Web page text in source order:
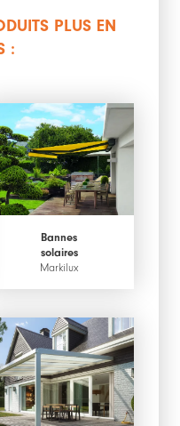
PLUS EN
:
Bannes
solaires
Markilux